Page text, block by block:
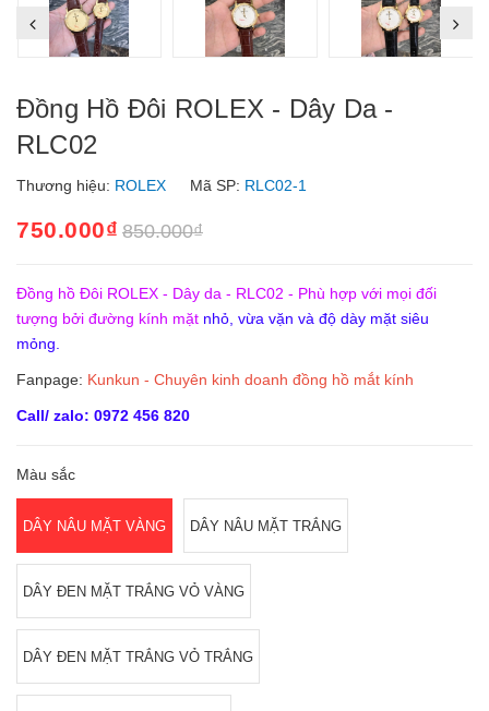
Đồng Hồ Đôi ROLEX - Dây Da -
RLC02
Thương hiệu: ROLEX Mã SP: RLC02-1
750.000₫ 850.000₫
Đồng hồ Đôi ROLEX - Dây da - RLC02 - Phù hợp với mọi đối
tượng bởi đường kính mặt nhỏ, vừa vặn và độ dày mặt siêu
mỏng.
Fanpage: Kunkun - Chuyên kinh doanh đồng hồ mắt kính
Call/ zalo: 0972 456 820
Màu sắc
DÂY NÂU MẶT VÀNG DÂY NÂU MẶT TRẮNG
DÂY ĐEN MẶT TRẮNG VỎ VÀNG
DÂY ĐEN MẶT TRẮNG VỎ TRẮNG